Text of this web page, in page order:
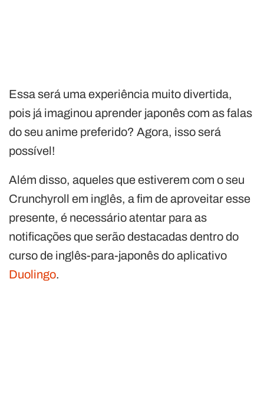
Essa será uma experiência muito divertida,
pois já imaginou aprender japonês com as falas
do seu anime preferido? Agora, isso será
possível!
Além disso, aqueles que estiverem com o seu
Crunchyroll em inglês, a fim de aproveitar esse
presente, é necessário atentar para as
notificações que serão destacadas dentro do
curso de inglês-para-japonês do aplicativo
Duolingo.